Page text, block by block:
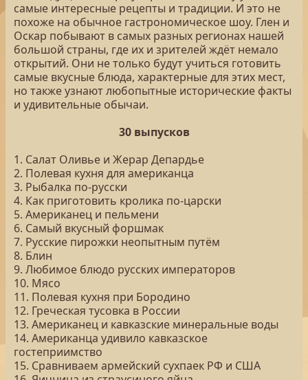
самые интересные рецепты и традиции. И это не
похоже на обычное гастрономическое шоу. Глен и
Оскар побывают в самых разных регионах нашей
большой страны, где их и зрителей ждёт немало
открытий. Они не только будут учиться готовить
самые вкусные блюда, характерные для этих мест,
но также узнают любопытные исторические факты
и удивительные обычаи.
30 выпусков
1. Салат Оливье и Жерар Депардье
2. Полевая кухня для американца
3. Рыбалка по-русски
4. Как приготовить кролика по-царски
5. Американец и пельмени
6. Самый вкусный форшмак
7. Русские пирожки неопытным путём
8. Блин
9. Любимое блюдо русских императоров
10. Мясо
11. Полевая кухня при Бородино
12. Греческая тусовка в России
13. Американец и кавказские минеральные воды
14. Американца удивило кавказское
гостеприимство
15. Сравниваем армейский сухпаек РФ и США